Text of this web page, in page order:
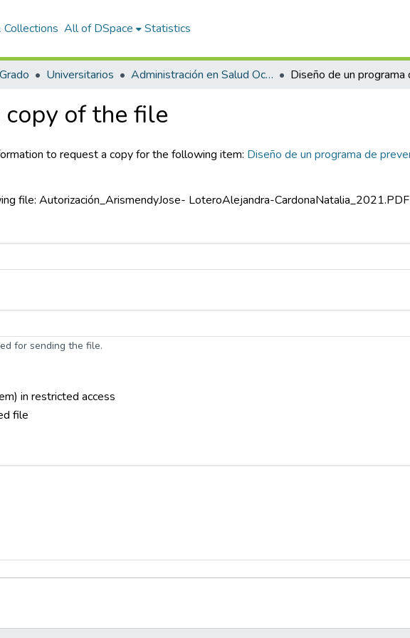
Collections All of DSpace Statistics
Universitarios Administración en Salud Ocupacional
copy of the file
to request a copy for the following item: Diseño de un programa de
file: Autorización_ArismendyJose- LoteroAlejandra-CardonaNatalia_2021.PDF
for sending the file.
in restricted access
file